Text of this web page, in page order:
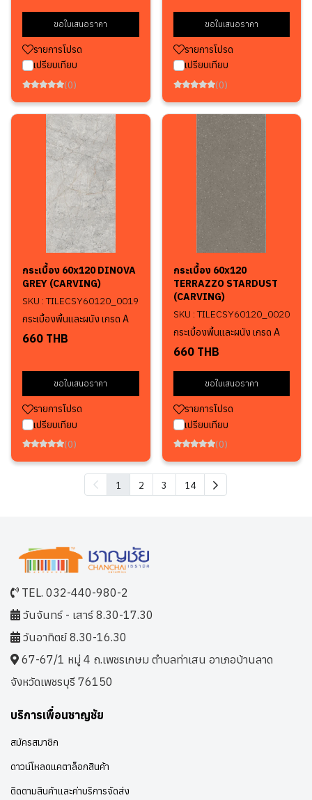
ขอใบเสนอราคา
รายการโปรด
เปรียบเทียบ
(0)
ขอใบเสนอราคา
รายการโปรด
เปรียบเทียบ
(0)
กระเบื้อง 60x120 DINOVA
GREY (CARVING)
SKU : TILECSY60120_0019
กระเบื้องพื้นและผนัง เกรด A
660 THB
ขอใบเสนอราคา
รายการโปรด
เปรียบเทียบ
(0)
กระเบื้อง 60x120
TERRAZZO STARDUST
(CARVING)
SKU : TILECSY60120_0020
กระเบื้องพื้นและผนัง เกรด A
660 THB
ขอใบเสนอราคา
รายการโปรด
เปรียบเทียบ
(0)
1 2 3 14
TEL. 032-440-980-2
วันจันทร์ - เสาร์ 8.30-17.30
วันอาทิตย์ 8.30-16.30
67-67/1 หมู่ 4 ถ.เพชรเกษม ตำบลท่าเสน อาเภอบ้านลาด
จังหวัดเพชรบุรี 76150
บริการเพื่อนชาญชัย
สมัครสมาชิก
ดาวน์โหลดแคตาล็อกสินค้า
ติดตามสินค้าและค่าบริการจัดส่ง